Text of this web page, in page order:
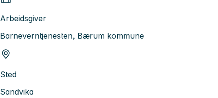
Arbeidsgiver
Barneverntjenesten, Bærum kommune
Sted
Sandvika